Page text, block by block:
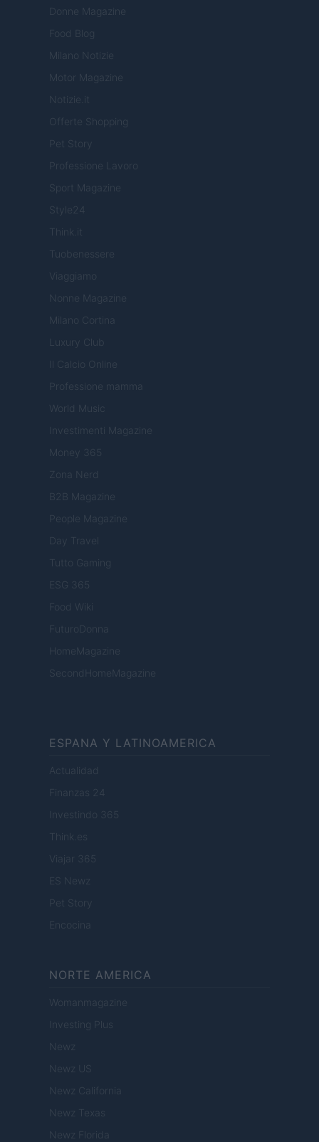
Donne Magazine
Food Blog
Milano Notizie
Motor Magazine
Notizie.it
Offerte Shopping
Pet Story
Professione Lavoro
Sport Magazine
Style24
Think.it
Tuobenessere
Viaggiamo
Nonne Magazine
Milano Cortina
Luxury Club
Il Calcio Online
Professione mamma
World Music
Investimenti Magazine
Money 365
Zona Nerd
B2B Magazine
People Magazine
Day Travel
Tutto Gaming
ESG 365
Food Wiki
FuturoDonna
HomeMagazine
SecondHomeMagazine
ESPANA Y LATINOAMERICA
Actualidad
Finanzas 24
Investindo 365
Think.es
Viajar 365
ES Newz
Pet Story
Encocina
NORTE AMERICA
Womanmagazine
Investing Plus
Newz
Newz US
Newz California
Newz Texas
Newz Florida